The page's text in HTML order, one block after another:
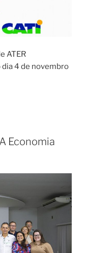
ATER
dia 4 de novembro
Economia